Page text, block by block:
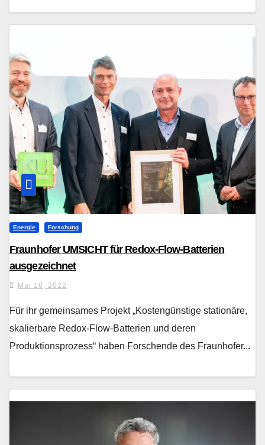
Energie Forschung
Fraunhofer UMSICHT für Redox-Flow-Batterien
ausgezeichnet
Mai 18, 2022
Für ihr gemeinsames Projekt „Kostengünstige stationäre,
skalierbare Redox-Flow-Batterien und deren
Produktionsprozess“ haben Forschende des Fraunhofer...